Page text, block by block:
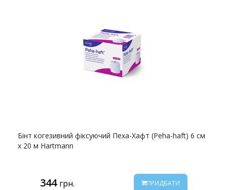
Бінт когезивний фіксуючий Пеха-Хафт (Peha-haft) 6 см
х 20 м Hartmann
344 грн. ПРИДБАТИ